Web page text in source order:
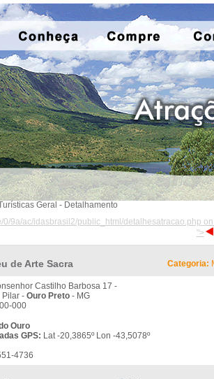
Geral - Detalhamento
0/9a/ac/idasbrasil2/public_html/detalhesatracao.php
">
de Arte Sacra Categoria:
Castilho Barbosa 17 -
Pilar - Ouro Preto - MG
000
Ouro
GPS: Lat -20,3865º Lon -43,5078º
4736